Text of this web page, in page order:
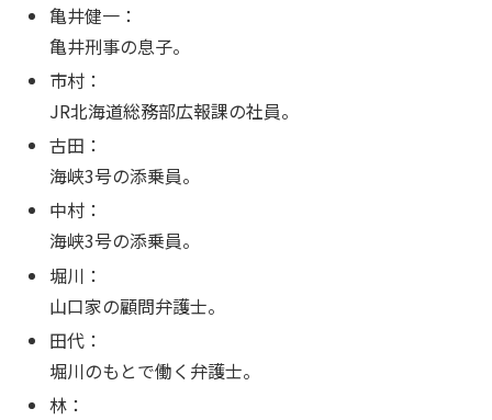
亀井健一：
亀井刑事の息子。
市村：
JR北海道総務部広報課の社員。
古田：
海峡3号の添乗員。
中村：
海峡3号の添乗員。
堀川：
山口家の顧問弁護士。
田代：
堀川のもとで働く弁護士。
林：